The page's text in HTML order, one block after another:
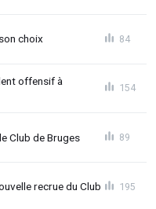
choix 84
offensif à
154
Club de Bruges 89
recrue du Club 195